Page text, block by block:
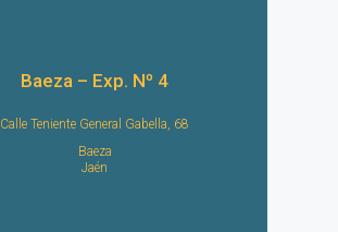
Baeza – Exp. Nº 4
Calle Teniente General Gabella, 68
Baeza
Jaén